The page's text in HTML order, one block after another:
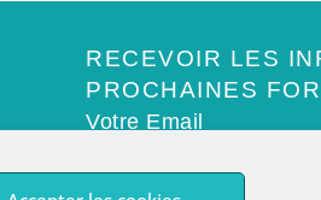
RECEVOIR LES
PROCHAINES
Votre Email